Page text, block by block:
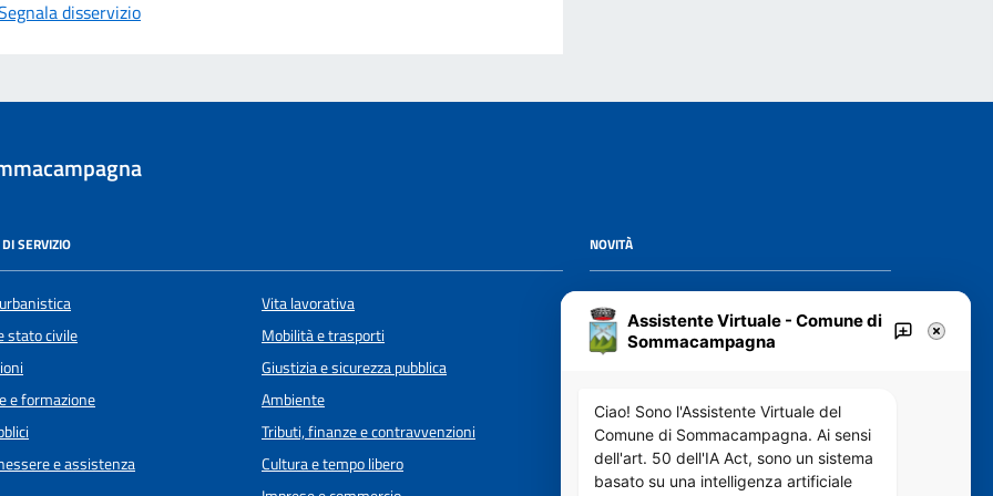
disservizio
SERVIZIO
stato civile
e formazione
e assistenza
Vita lavorativa
Mobilità e trasporti
Giustizia e sicurezza pubblica
Ambiente
Tributi, finanze e contravvenzioni
Cultura e tempo libero
NOVITÀ
Notizie
Avvisi
VIVERE IL COMUNE
Luoghi
Assistente Virtuale - Comune di
Sommacampagna
Ciao! Sono l'Assistente Virtuale del
Comune di Sommacampagna. Ai sensi
dell'art. 50 dell'IA Act, sono un sistema
basato su una intelligenza artificiale